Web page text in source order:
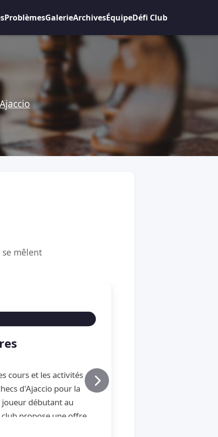
ProblèmesGalerieArchivesÉquipeDéfi Club
mêlent
cours et les activités
d'Ajaccio pour la
débutant au
propose une offre